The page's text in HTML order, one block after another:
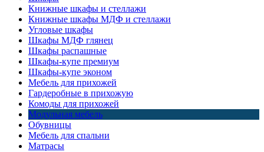
Книжные шкафы и стеллажи
Книжные шкафы МДФ и стеллажи
Угловые шкафы
Шкафы МДФ глянец
Шкафы распашные
Шкафы-купе премиум
Шкафы-купе эконом
Мебель для прихожей
Гардеробные в прихожую
Комоды для прихожей
Модульная мебель
Обувницы
Мебель для спальни
Матрасы